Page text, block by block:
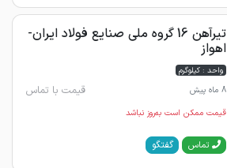
تیرآهن 16 گروه ملی صنایع فولاد ایران-
اهواز
واحد : کیلوگرم
8 ماه پیش
قیمت با تماس
قیمت ممکن است به‌روز نباشد
تماس گفتگو